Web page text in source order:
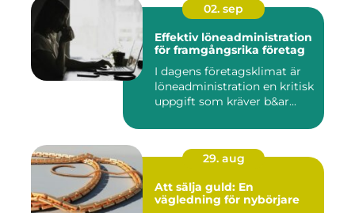
02. sep
Effektiv löneadministration
för framgångsrika företag
I dagens företagsklimat är
löneadministration en kritisk
uppgift som kräver b&ar...
29. aug
Att sälja guld: En
vägledning för nybörjare